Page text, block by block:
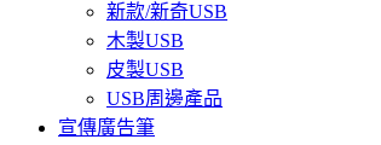
新款/新奇USB
木製USB
皮製USB
USB周邊產品
宣傳廣告筆